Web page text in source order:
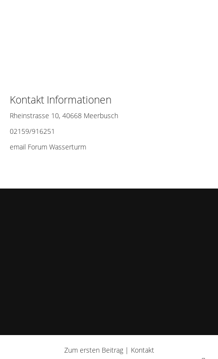
Kontakt Informationen
Rheinstrasse 10, 40668 Meerbusch
02159/916251
email Forum Wasserturm
Zum ersten Beitrag| Kontakt